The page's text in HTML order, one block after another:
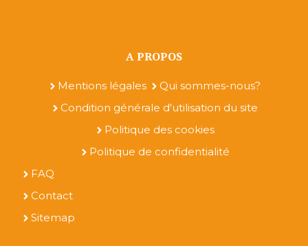
A PROPOS
Mentions légales
Qui sommes-nous?
Condition générale d'utilisation du site
Politique des cookies
Politique de confidentialité
FAQ
Contact
Sitemap